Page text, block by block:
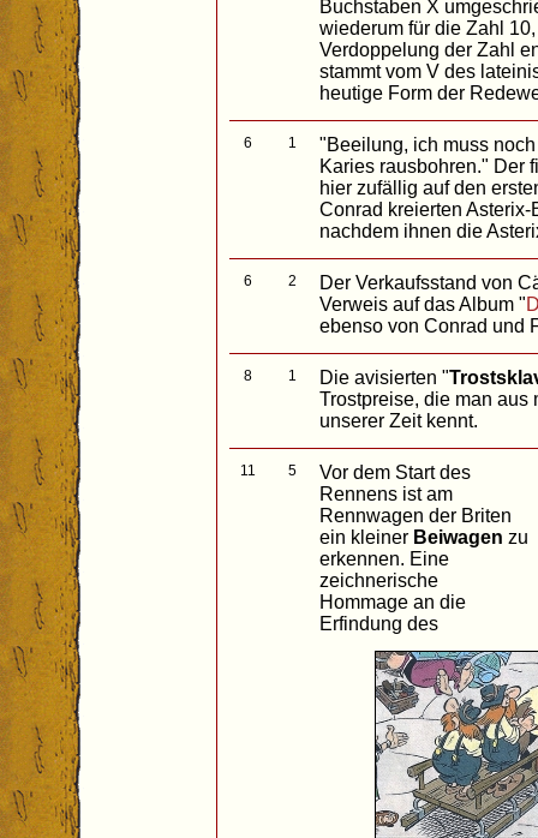
Buchstaben X
wiederum für die Zahl
Verdoppelung der Zahl
stammt vom V des
heutige Form der
6 1
"Beeilung, ich muss
Karies rausbohren." Der
hier zufällig auf den
Conrad kreierten Asterix-
nachdem ihnen die
6 2
Der Verkaufsstand von
Verweis auf das Album "
ebenso von Conrad und
8 1 Die avisierten "
Trostpreise, die man
unserer Zeit kennt.
11 5
Vor dem Start des
Rennens ist am
Rennwagen der Briten
ein kleiner Beiwagen zu
erkennen. Eine
zeichnerische
Hommage an die
Erfindung des